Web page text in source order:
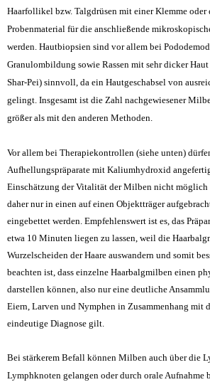
Haarfollikel bzw. Talgdrüsen mit einer Klemme
Probenmaterial für die anschließende
werden. Hautbiopsien sind vor allem bei
Granulombildung sowie Rassen mit sehr dicker
Shar-Pei) sinnvoll, da ein Hautgeschabsel von
gelingt. Insgesamt ist die Zahl nachgewiesener
größer als mit den anderen Methoden.
Vor allem bei Therapiekontrollen (siehe unten)
Aufhellungspräparate mit Kaliumhydroxid
Einschätzung der Vitalität der Milben nicht möglich
daher nur in einen auf einen Objektträger
eingebettet werden. Empfehlenswert ist es, das
etwa 10 Minuten liegen zu lassen, weil die
Wurzelscheiden der Haare auswandern und somit
beachten ist, dass einzelne Haarbalgmilben einen
darstellen können, also nur eine deutliche
Eiern, Larven und Nymphen in Zusammenhang mit
eindeutige Diagnose gilt.
Bei stärkerem Befall können Milben auch über die
Lymphknoten gelangen oder durch orale Aufnahme